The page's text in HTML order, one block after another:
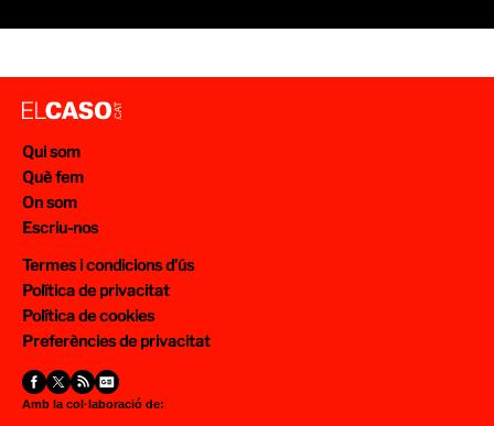
Qui som
Què fem
On som
Escriu-nos
Termes i condicions d’ús
Política de privacitat
Política de cookies
Preferències de privacitat
Amb la col·laboració de: